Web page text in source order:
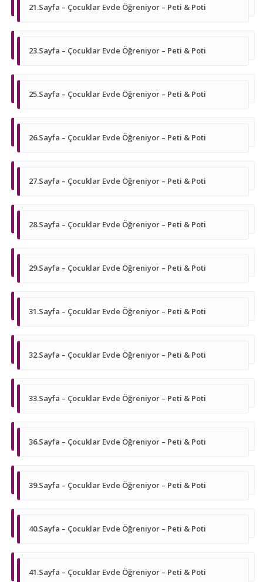
21.Sayfa – Çocuklar Evde Öğreniyor – Peti & Poti
23.Sayfa – Çocuklar Evde Öğreniyor – Peti & Poti
25.Sayfa – Çocuklar Evde Öğreniyor – Peti & Poti
26.Sayfa – Çocuklar Evde Öğreniyor – Peti & Poti
27.Sayfa – Çocuklar Evde Öğreniyor – Peti & Poti
28.Sayfa – Çocuklar Evde Öğreniyor – Peti & Poti
29.Sayfa – Çocuklar Evde Öğreniyor – Peti & Poti
31.Sayfa – Çocuklar Evde Öğreniyor – Peti & Poti
32.Sayfa – Çocuklar Evde Öğreniyor – Peti & Poti
33.Sayfa – Çocuklar Evde Öğreniyor – Peti & Poti
36.Sayfa – Çocuklar Evde Öğreniyor – Peti & Poti
39.Sayfa – Çocuklar Evde Öğreniyor – Peti & Poti
40.Sayfa – Çocuklar Evde Öğreniyor – Peti & Poti
41.Sayfa – Çocuklar Evde Öğreniyor – Peti & Poti